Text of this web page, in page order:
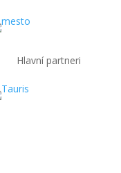
Hlavní partneri